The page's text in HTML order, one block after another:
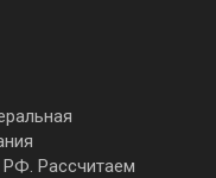
РФ. Рассчитаем